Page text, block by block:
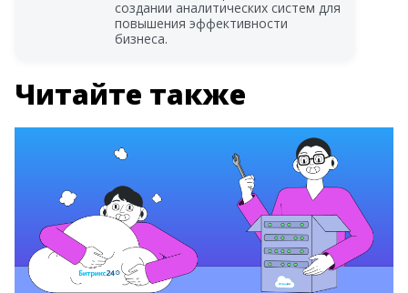
создании аналитических систем для
повышения эффективности
бизнеса.
Читайте также